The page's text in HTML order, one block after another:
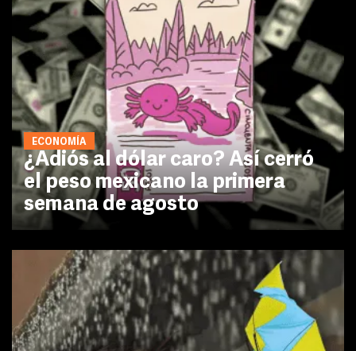
ECONOMÍA
¿Adiós al dólar caro? Así cerró
el peso mexicano la primera
semana de agosto